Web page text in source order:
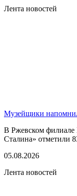
Лента новостей
Музейщики
В Ржевском филиале
Сталина» отметили
05.08.2026
Лента новостей